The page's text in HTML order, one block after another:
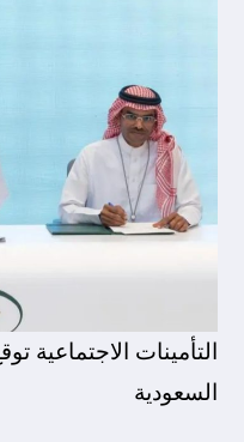
التأمينات الاجتماعية
السعودية